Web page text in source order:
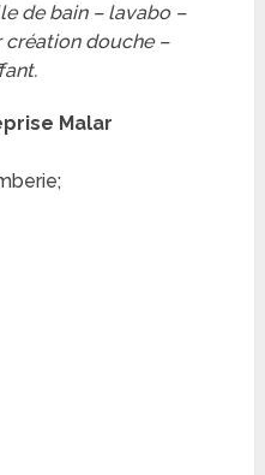
de bain – lavabo –
douche –
Malar